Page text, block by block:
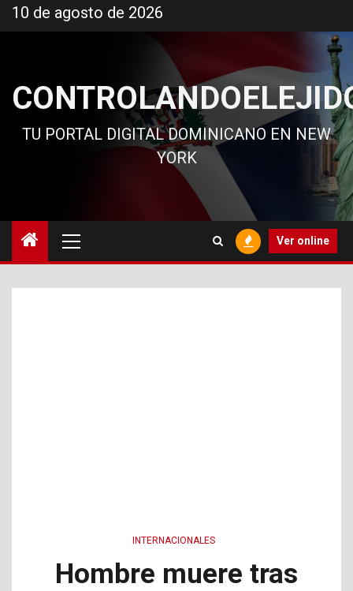
al
10 de agosto de 2026
TU PORTAL DIGITAL DOMINICANO EN NEW
YORK
principal
Ver online
INTERNACIONALES
Hombre muere tras